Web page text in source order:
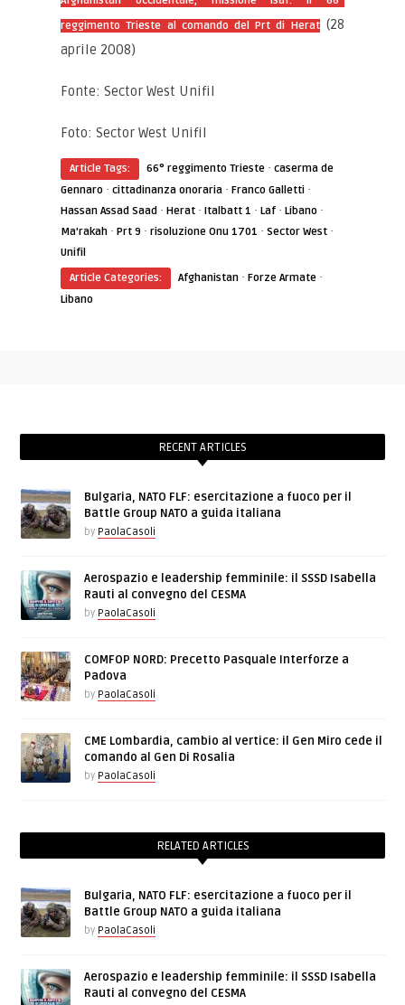
reggimento Trieste al comando del Prt di Herat(28
aprile 2008)
Fonte: Sector West Unifil
Foto: Sector West Unifil
Article Tags: 66° reggimento Trieste ·caserma de
Gennaro ·cittadinanza onoraria ·Franco Galletti ·
Hassan Assad Saad ·Herat ·Italbatt 1 ·Laf ·Libano ·
Ma'rakah ·Prt 9 ·risoluzione Onu 1701 ·Sector West ·
Unifil
Article Categories:
Afghanistan ·Forze Armate ·
Libano
RECENT ARTICLES
Bulgaria, NATO FLF: esercitazione a fuoco per il
Battle Group NATO a guida italiana
by PaolaCasoli
Aerospazio e leadership femminile: il SSSD Isabella
Rauti al convegno del CESMA
by PaolaCasoli
COMFOP NORD: Precetto Pasquale Interforze a
Padova
by PaolaCasoli
CME Lombardia, cambio al vertice: il Gen Miro cede il
comando al Gen Di Rosalia
by PaolaCasoli
RELATED ARTICLES
Bulgaria, NATO FLF: esercitazione a fuoco per il
Battle Group NATO a guida italiana
by PaolaCasoli
Aerospazio e leadership femminile: il SSSD Isabella
Rauti al convegno del CESMA